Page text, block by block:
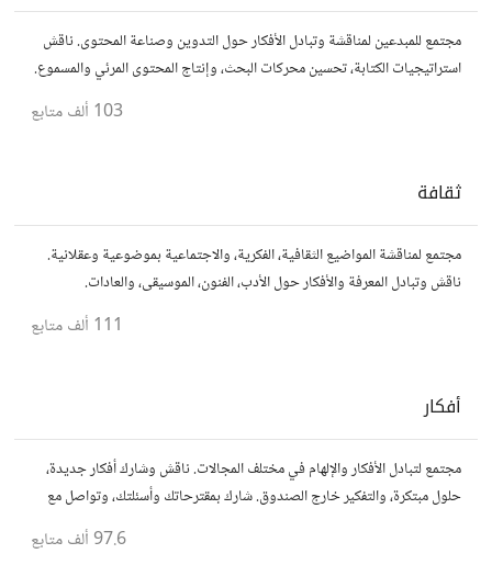
مجتمع للمبدعين لمناقشة وتبادل الأفكار حول التدوين وصناعة المحتوى. ناقش
استراتيجيات الكتابة، تحسين محركات البحث، وإنتاج المحتوى المرئي والمسموع.
103 ألف متابع
ثقافة
مجتمع لمناقشة المواضيع الثقافية، الفكرية، والاجتماعية بموضوعية وعقلانية.
ناقش وتبادل المعرفة والأفكار حول الأدب، الفنون، الموسيقى، والعادات.
111 ألف متابع
أفكار
مجتمع لتبادل الأفكار والإلهام في مختلف المجالات. ناقش وشارك أفكار جديدة،
حلول مبتكرة، والتفكير خارج الصندوق. شارك بمقترحاتك وأسئلتك، وتواصل مع
97.6 ألف متابع